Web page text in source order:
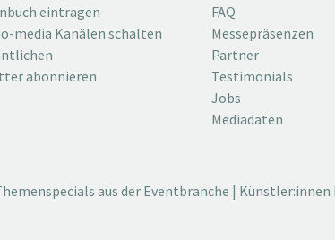
eintragen
media Kanälen schalten
abonnieren
FAQ
Messepräsenzen
Partner
Testimonials
Jobs
Mediadaten
aus der Eventbranche | Künstler:innen